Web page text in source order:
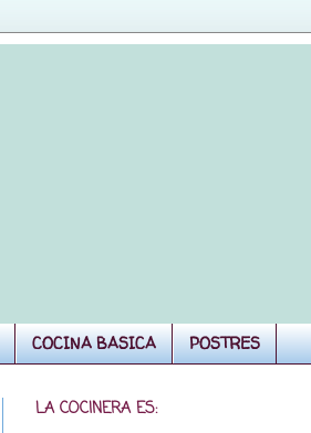
COCINA BASICA POSTRES
LA COCINERA ES: